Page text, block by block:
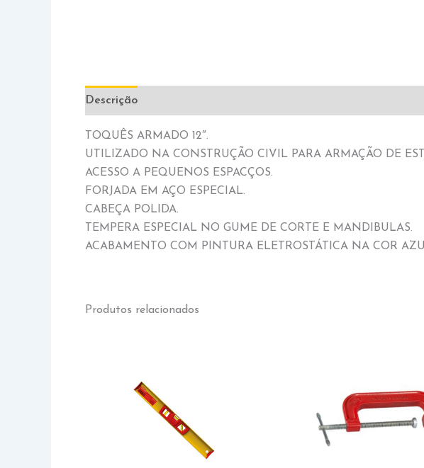
Descrição
TOQUÊS ARMADO 12″.
UTILIZADO NA CONSTRUÇÃO CIVIL PARA ARMAÇÃO DE
ACESSO A PEQUENOS ESPACÇOS.
FORJADA EM AÇO ESPECIAL.
CABEÇA POLIDA.
TEMPERA ESPECIAL NO GUME DE CORTE E MANDIBULAS.
ACABAMENTO COM PINTURA ELETROSTÁTICA NA COR
Produtos relacionados